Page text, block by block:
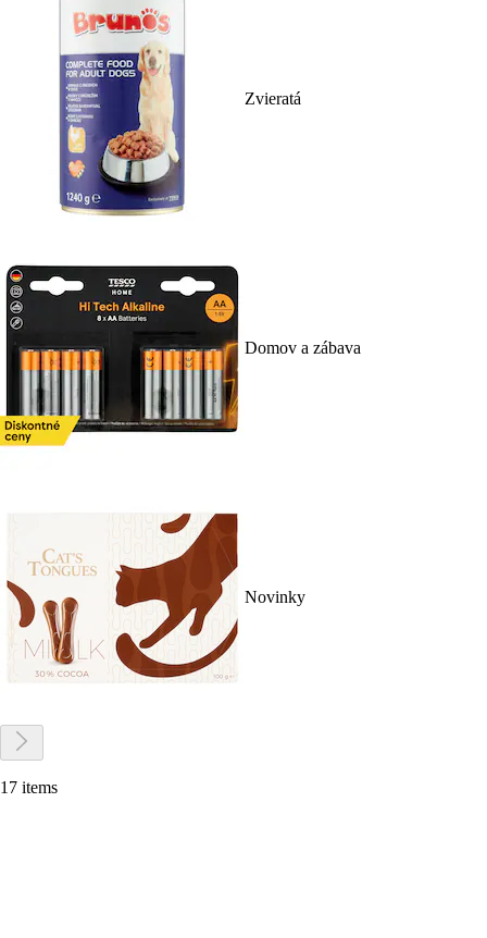
Zvieratá
Domov a zábava
Novinky
17 items